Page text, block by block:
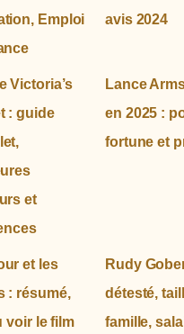
Emploi
avis 2024
Victoria’s
: guide
et
Lance
en 2025 :
fortune et
et les
: résumé,
voir le film
Rudy
détesté,
famille,